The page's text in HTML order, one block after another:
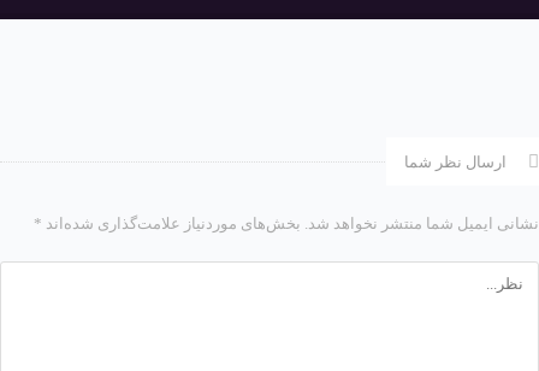
ارسال نظر شما
نشانی ایمیل شما منتشر نخواهد شد. بخش‌های موردنیاز علامت‌گذاری شده‌اند *